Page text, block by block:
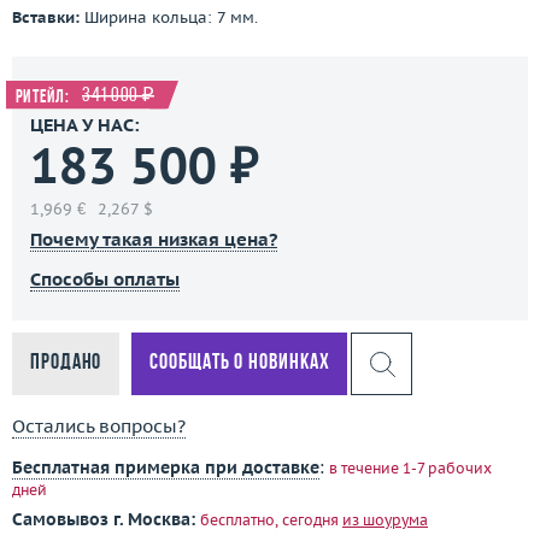
Вставки: Ширина кольца: 7 мм.
Ритейл: 341 000 ₽
ЦЕНА У НАС:
183 500 ₽
1,969 € 2,267 $
Почему такая низкая цена?
Способы оплаты
Продано Сообщать о новинках
Остались вопросы?
Бесплатная примерка при доставке: в течение 1-7 рабочих
дней
Самовывоз г. Москва: бесплатно, сегодня из шоурума